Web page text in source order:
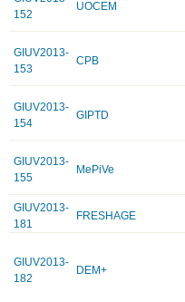
152
UOCEM
GIUV2013-
153
CPB
GIUV2013-
154
GIPTD
GIUV2013-
155
MePiVe
GIUV2013-
181
FRESHAGE
GIUV2013-
182
DEM+